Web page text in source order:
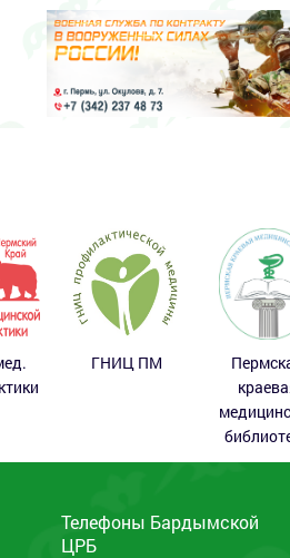
ГНИЦ ПМ
Телефоны Бардымской
ЦРБ